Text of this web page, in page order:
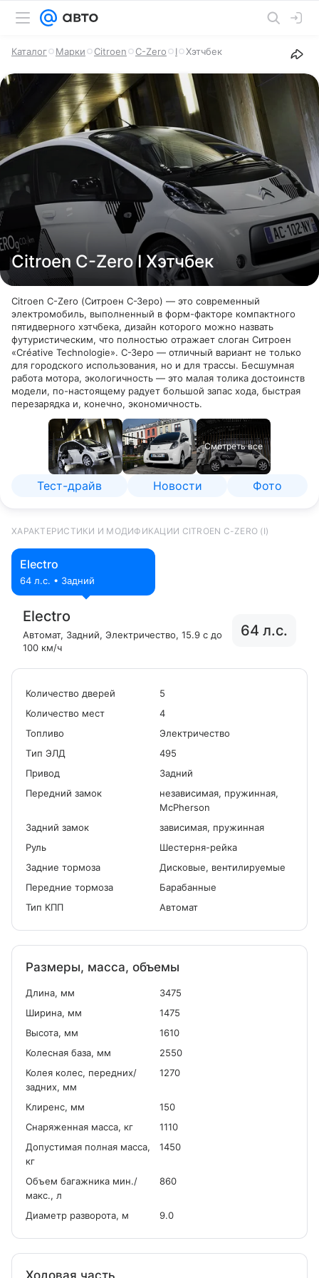
Каталог Марки Citroen C-Zero I Хэтчбек
Citroen C-Zero I Хэтчбек
Citroen C-Zero (Ситроен С-Зеро) — это современный
электромобиль, выполненный в форм-факторе компактного
пятидверного хэтчбека, дизайн которого можно назвать
футуристическим, что полностью отражает слоган Ситроен
«Créative Technologie». С-Зеро — отличный вариант не только
для городского использования, но и для трассы. Бесшумная
работа мотора, экологичность — это малая толика достоинств
модели, по-настоящему радует большой запас хода, быстрая
перезарядка и, конечно, экономичность.
Смотреть все
Тест-драйв Новости Фото
ХАРАКТЕРИСТИКИ И МОДИФИКАЦИИ CITROEN C-ZERO (I)
Electro
64 л.с. • Задний
Electro
Автомат, Задний, Электричество, 15.9 с до
100 км/ч
64 л.с.
Количество дверей
5
Количество мест
4
Топливо
Электричество
Tип ЭЛД
495
Привод
Задний
Передний замок
независимая, пружинная,
McPherson
Задний замок
зависимая, пружинная
Руль
Шестерня-рейка
Задние тормоза
Дисковые, вентилируемые
Передние тормоза
Барабанные
Тип КПП
Автомат
Размеры, масса, объемы
Длина, мм
3475
Ширина, мм
1475
Высота, мм
1610
Колесная база, мм
2550
Колея колес, передних/
задних, мм
1270
Клиренс, мм
150
Снаряженная масса, кг
1110
Допустимая полная масса,
кг
1450
Объем багажника мин./
макс., л
860
Диаметр разворота, м 9.0
Ходовая часть